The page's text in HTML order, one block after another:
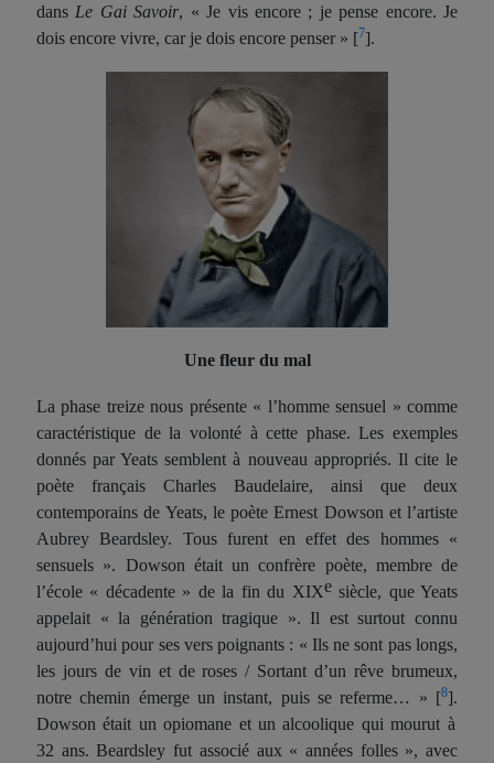
dans Le Gai Savoir, « Je vis encore ; je pense encore. Je
dois encore vivre, car je dois encore penser » [7].
Une fleur du mal
La phase treize nous présente « l’homme sensuel » comme
caractéristique de la volonté à cette phase. Les exemples
donnés par Yeats semblent à nouveau appropriés. Il cite le
poète français Charles Baudelaire, ainsi que deux
contemporains de Yeats, le poète Ernest Dowson et l’artiste
Aubrey Beardsley. Tousfurent en effet des hommes «
sensuels ». Dowson était un confrère poète, membre de
l’école « décadente » de la fin du XIXesiècle, que Yeats
appelait « la génération tragique ». Il est surtout connu
aujourd’hui pour ses vers poignants : « Ils ne sont pas longs,
les jours de vin et de roses / Sortant d’un rêve brumeux,
notre chemin émerge un instant, puis se referme… » [8].
Dowson était un opiomane et un alcoolique qui mourut à
32 ans. Beardsleyfut associé aux « années folles »,avec